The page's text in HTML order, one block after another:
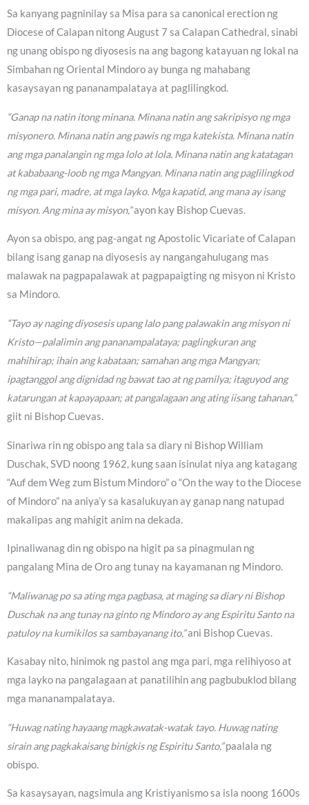
Sa kanyang pagninilay sa Misa para sa canonical erection ng
Diocese of Calapan nitong August 7 sa Calapan Cathedral, sinabi
ng unang obispo ng diyosesis na ang bagong katayuan ng lokal na
Simbahan ng Oriental Mindoro ay bunga ng mahabang
kasaysayan ng pananampalataya at paglilingkod.
“Ganap na natin itong minana. Minana natin ang sakripisyo ng mga
misyonero. Minana natin ang pawis ng mga katekista. Minana natin
ang mga panalangin ng mga lolo at lola. Minana natin ang katatagan
at kababaang-loob ng mga Mangyan. Minana natin ang paglilingkod
ng mga pari, madre, at mga layko. Mga kapatid, ang mana ay isang
misyon. Ang mina ay misyon,”ayon kay Bishop Cuevas.
Ayon sa obispo, ang pag-angat ng Apostolic Vicariate of Calapan
bilang isang ganap na diyosesis ay nangangahulugang mas
malawak na pagpapalawak at pagpapaigting ng misyon ni Kristo
sa Mindoro.
“Tayo ay naging diyosesis upang lalo pang palawakin ang misyon ni
Kristo—palalimin ang pananampalataya; paglingkuran ang
mahihirap; ihain ang kabataan; samahan ang mga Mangyan;
ipagtanggol ang dignidad ng bawat tao at ng pamilya; itaguyod ang
katarungan at kapayapaan; at pangalagaan ang ating iisang tahanan,”
giit ni Bishop Cuevas.
Sinariwa rin ng obispo ang tala sa diary ni Bishop William
Duschak, SVD noong 1962, kung saan isinulat niya ang katagang
“Auf dem Weg zum Bistum Mindoro” o “On the way to the Diocese
of Mindoro” na aniya’y sa kasalukuyan ay ganap nang natupad
makalipas ang mahigit anim na dekada.
Ipinaliwanag din ng obispo na higit pa sa pinagmulan ng
pangalang Mina de Oro ang tunay na kayamanan ng Mindoro.
“Maliwanag po sa ating mga pagbasa, at maging sa diary ni Bishop
Duschak na ang tunay na ginto ng Mindoro ay ang Espiritu Santo na
patuloy na kumikilos sa sambayanang ito,”ani Bishop Cuevas.
Kasabay nito, hinimok ng pastol ang mga pari, mga relihiyoso at
mga layko na pangalagaan at panatilihin ang pagbubuklod bilang
mga mananampalataya.
“Huwag nating hayaang magkawatak-watak tayo. Huwag nating
sirain ang pagkakaisang binigkis ng Espiritu Santo,”paalala ng
obispo.
Sa kasaysayan, nagsimula ang Kristiyanismo sa isla noong 1600s